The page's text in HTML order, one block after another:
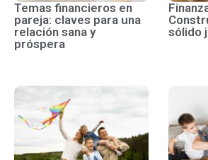
Temas financieros en
pareja: claves para una
relación sana y
próspera
sólido